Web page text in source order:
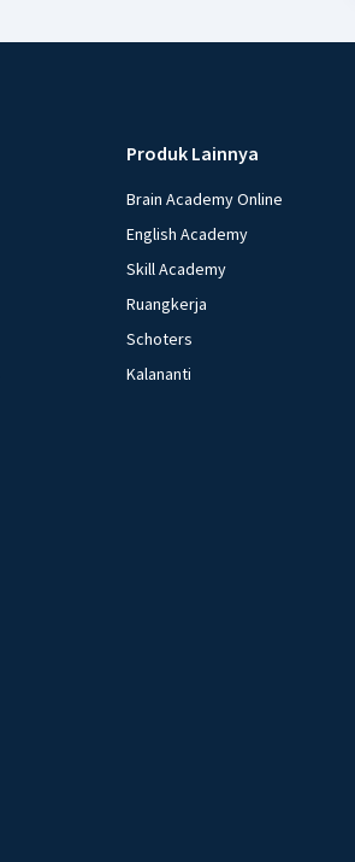
Produk Lainnya
Brain Academy Online
English Academy
Skill Academy
Ruangkerja
Schoters
Kalananti